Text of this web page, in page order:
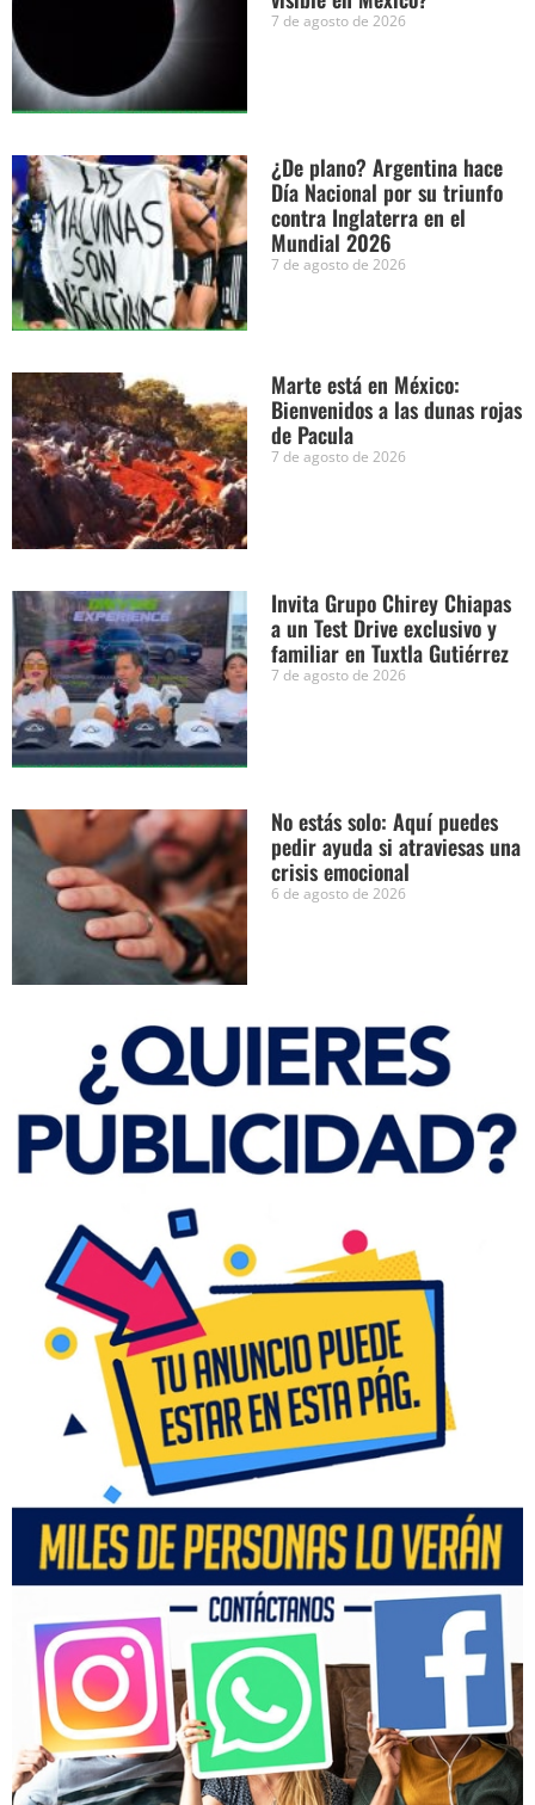
7 de agosto de 2026
¿De plano? Argentina hace
Día Nacional por su triunfo
contra Inglaterra en el
Mundial 2026
7 de agosto de 2026
Marte está en México:
Bienvenidos a las dunas rojas
de Pacula
7 de agosto de 2026
Invita Grupo Chirey Chiapas
a un Test Drive exclusivo y
familiar en Tuxtla Gutiérrez
7 de agosto de 2026
No estás solo: Aquí puedes
pedir ayuda si atraviesas una
crisis emocional
6 de agosto de 2026